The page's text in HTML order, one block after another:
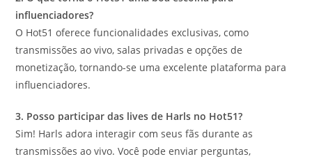
influenciadores?
O Hot51 oferece funcionalidades exclusivas, como
transmissões ao vivo, salas privadas e opções de
monetização, tornando-se uma excelente plataforma para
influenciadores.
3. Posso participar das lives de Harls no Hot51?
Sim! Harls adora interagir com seus fãs durante as
transmissões ao vivo. Você pode enviar perguntas,